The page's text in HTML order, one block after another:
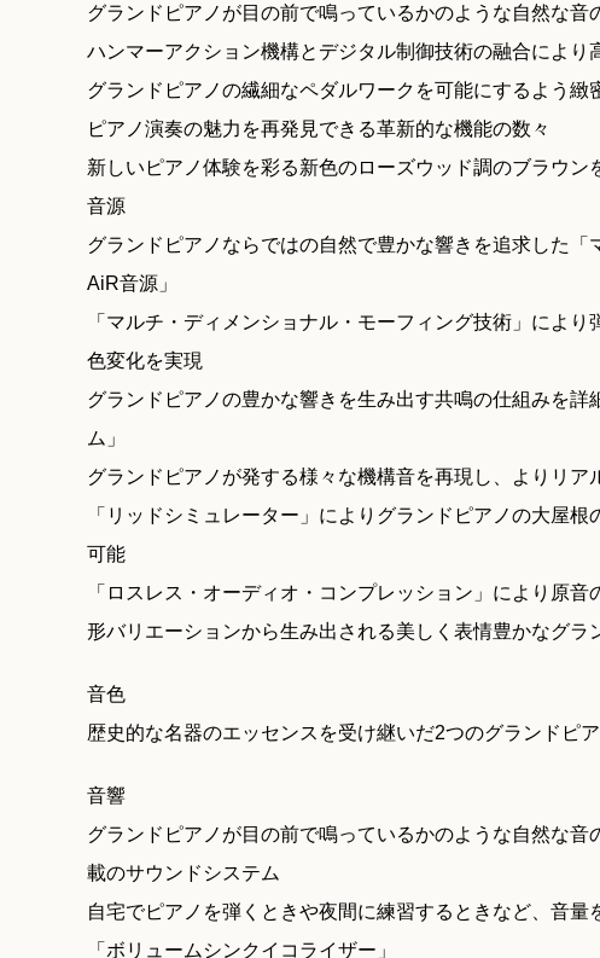
グランドピアノが目の前で鳴っているかのような自然な音
ハンマーアクション機構とデジタル制御技術の融合により
グランドピアノの繊細なペダルワークを可能にするよう緻
ピアノ演奏の魅力を再発見できる革新的な機能の数々
新しいピアノ体験を彩る新色のローズウッド調のブラウン
音源
グランドピアノならではの自然で豊かな響きを追求した
AiR音源」
「マルチ・ディメンショナル・モーフィング技術」によ
色変化を実現
グランドピアノの豊かな響きを生み出す共鳴の仕組みを
ム」
グランドピアノが発する様々な機構音を再現し、よりリア
「リッドシミュレーター」によりグランドピアノの大屋
可能
「ロスレス・オーディオ・コンプレッション」により原
形バリエーションから生み出される美しく表情豊かなグラ
音色
歴史的な名器のエッセンスを受け継いだ2つのグランドピ
音響
グランドピアノが目の前で鳴っているかのような自然な
載のサウンドシステム
自宅でピアノを弾くときや夜間に練習するときなど、音
「ボリュームシンクイコライザー」